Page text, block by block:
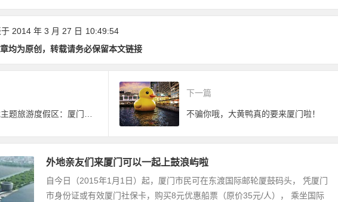
年元旦开
建立的早却不是985/
2014 年 3 月 27 日 10:49:54
均为原创，转载请务必保留本文链接
下一篇
不骗你哦，大黄鸭真的要来厦门啦！
外地亲友们来厦门可以一起上鼓浪屿啦
自今日（2015年1月1日）起，厦门市民可在东渡国际邮轮厦鼓码头， 凭厦门
市身份证或有效厦门社保卡，购买8元优惠船票（原价35元/人）， 乘坐国际